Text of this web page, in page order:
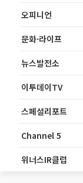
오피니언
문화·라이프
뉴스발전소
이투데이TV
스페셜리포트
Channel 5
위너스IR클럽